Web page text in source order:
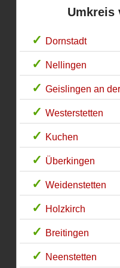
Umkreis
Dornstadt
Nellingen
Geislingen an
Westerstetten
Kuchen
Überkingen
Weidenstetten
Holzkirch
Breitingen
Neenstetten